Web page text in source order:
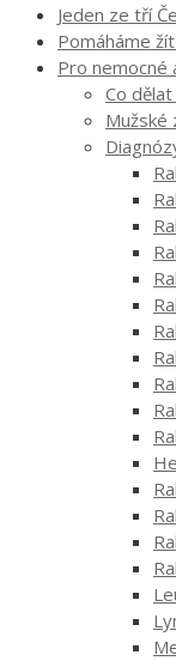
Jeden ze tří
Pomáháme
Pro nemocné
Co
Mužské